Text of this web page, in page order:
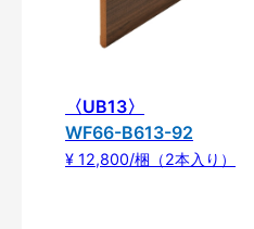
〈UB13〉
WF66-B613-92
¥ 12,800/梱（2本入り）